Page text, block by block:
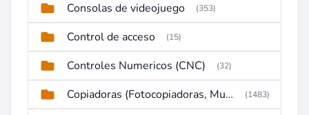
Consolas de videojuego (353)
Control de acceso (15)
Controles Numericos (CNC) (32)
Copiadoras (Fotocopiadoras, Multifunctions, Ploter, etc) (1483)